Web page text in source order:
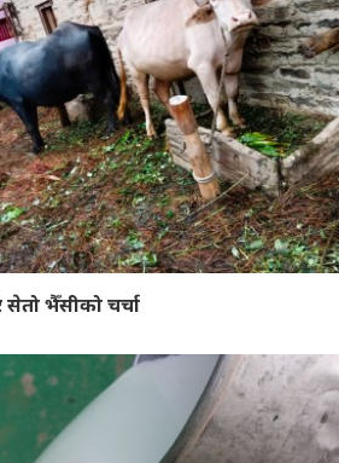
सेतो भैँसीको चर्चा